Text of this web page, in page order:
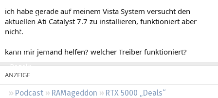
Neue Beiträge
Neueste Aktivitäten
Leserartikel
Regeln
Podcast RAMageddon
RTX 5000 „Deals“
ich habe gerade auf meinem Vista System versucht den
aktuellen Ati Catalyst 7.7 zu installieren, funktioniert aber
nicht.
kann mir jemand helfen? welcher Treiber funktioniert?